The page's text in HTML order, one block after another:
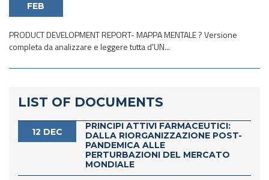
FEB
PRODUCT DEVELOPMENT REPORT- MAPPA MENTALE ? Versione
completa da analizzare e leggere tutta d'UN...
LIST OF DOCUMENTS
12 DEC
PRINCIPI ATTIVI FARMACEUTICI:
DALLA RIORGANIZZAZIONE POST-
PANDEMICA ALLE
PERTURBAZIONI DEL MERCATO
MONDIALE